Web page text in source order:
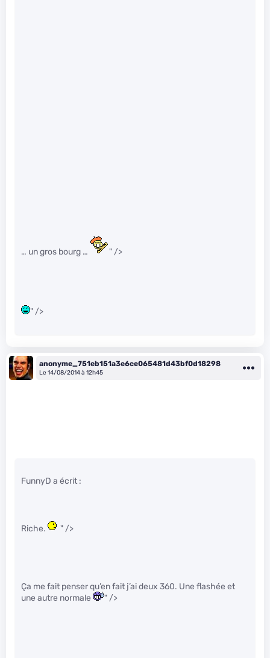
… un gros bourg … " />
" />
anonyme_751eb151a3e6ce065481d43bf0d18298
Le 14/08/2014 à 12h45
FunnyD a écrit :
Riche. " />
Ça me fait penser qu’en fait j’ai deux 360. Une flashée et
une autre normale
" />